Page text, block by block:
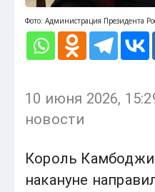
Фото: Администрация Президента
10 июня 2026,
новости
Король
накануне